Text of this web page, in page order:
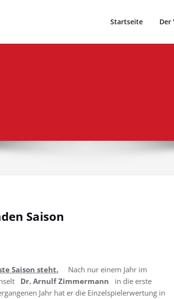
Startseite Der
Saison
Saison steht. Nach nur einem Jahr im
Dr. Arnulf Zimmermann in die erste
Jahr hat er die Einzelspielerwertung in